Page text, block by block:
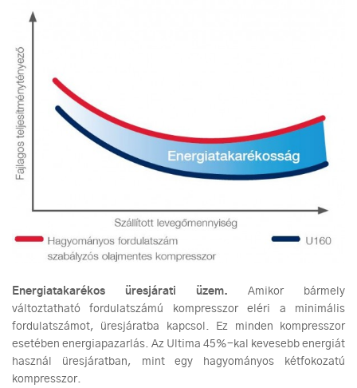
Energiatakarékos üresjárati üzem. Amikor bármely
változtatható fordulatszámú kompresszor eléri a minimális
fordulatszámot, üresjáratba kapcsol. Ez minden kompresszor
esetében energiapazarlás. Az Ultima 45%-kal kevesebb energiát
használ üresjáratban, mint egy hagyományos kétfokozatú
kompresszor.